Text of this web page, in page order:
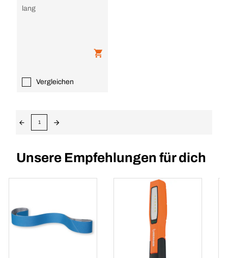
lang
Vergleichen
1
Unsere Empfehlungen für dich